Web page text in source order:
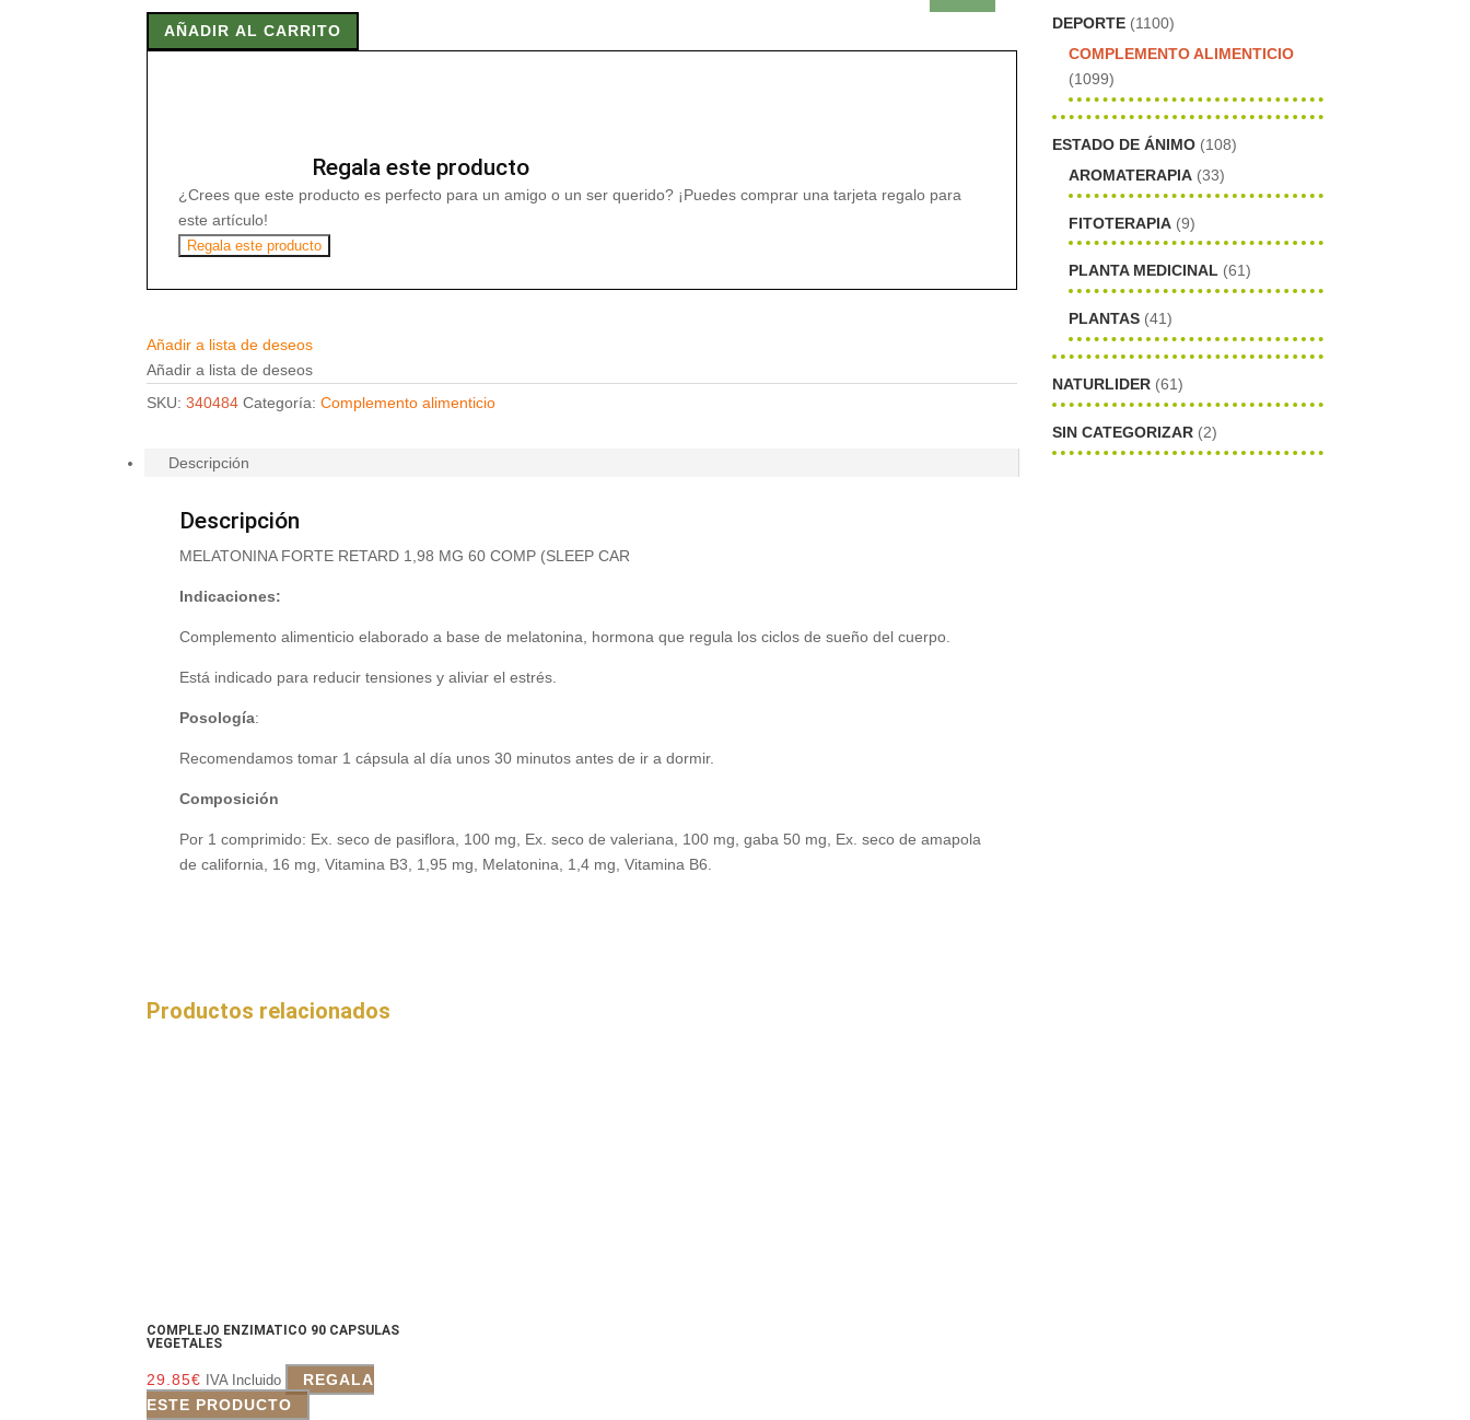
FORTE
RETARD
AÑADIR AL CARRITO
Regala este producto
¿Crees que este producto es perfecto para un amigo o un ser querido? ¡Puedes comprar una tarjeta regalo para
este artículo!
Regala este producto
Añadir a lista de deseos
Añadir a lista de deseos
SKU:340484 Categoría:Complemento alimenticio
Descripción
Descripción
MELATONINA FORTE RETARD 1,98 MG 60 COMP (SLEEP CAR
Indicaciones:
Complemento alimenticio elaborado a base de melatonina, hormona que regula los ciclos de sueño del cuerpo.
Está indicado para reducir tensiones y aliviar el estrés.
Posología:
Recomendamos tomar 1 cápsula al día unos 30 minutos antes de ir a dormir.
Composición
Por 1 comprimido: Ex. seco de pasiflora, 100 mg, Ex. seco de valeriana, 100 mg, gaba 50 mg, Ex. seco de amapola
de california, 16 mg, Vitamina B3, 1,95 mg, Melatonina, 1,4 mg, Vitamina B6.
Productos relacionados
COMPLEJO ENZIMATICO 90 CAPSULAS
VEGETALES
29.85€ IVA Incluido
REGALA
ESTE PRODUCTO
DEPORTE (1100)
COMPLEMENTO ALIMENTICIO
(1099)
ESTADO DE ÁNIMO (108)
AROMATERAPIA (33)
FITOTERAPIA (9)
PLANTA MEDICINAL (61)
PLANTAS (41)
NATURLIDER (61)
SIN CATEGORIZAR (2)